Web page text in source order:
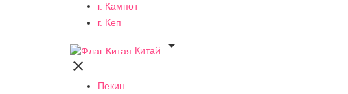
г. Кампот
г. Кеп
Китай


Пекин